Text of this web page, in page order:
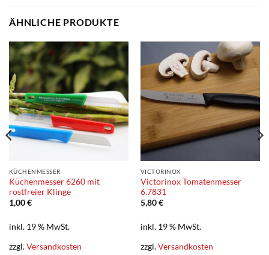
ÄHNLICHE PRODUKTE
KÜCHENMESSER
Küchenmesser 6260 mit
rostfreier Klinge
1,00€
inkl. 19 % MwSt.
zzgl.Versandkosten
VICTORINOX
Victorinox Tomatenmesser
6.7831
5,80€
inkl. 19 % MwSt.
zzgl.Versandkosten